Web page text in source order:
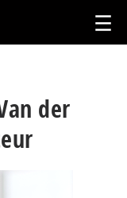
der